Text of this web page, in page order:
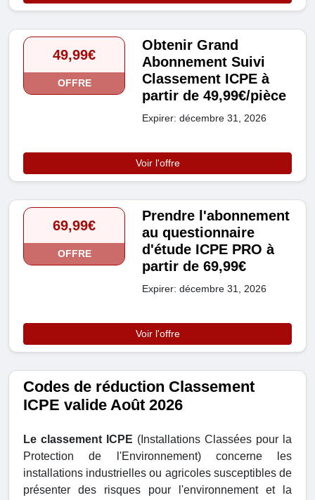
49,99€
OFFRE
Obtenir Grand
Abonnement Suivi
Classement ICPE à
partir de 49,99€/pièce
Expirer: décembre 31, 2026
Voir l'offre
69,99€
OFFRE
Prendre l'abonnement
au questionnaire
d'étude ICPE PRO à
partir de 69,99€
Expirer: décembre 31, 2026
Voir l'offre
Codes de réduction Classement
ICPE valide Août 2026
Le classement ICPE (Installations Classées pour la
Protection de l'Environnement) concerne les
installations industrielles ou agricoles susceptibles de
présenter des risques pour l'environnement et la